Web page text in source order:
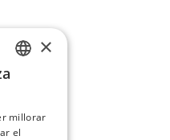
×
millorar
el